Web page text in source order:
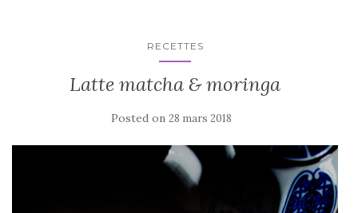
RECETTES
Latte matcha & moringa
Posted on 28 mars 2018